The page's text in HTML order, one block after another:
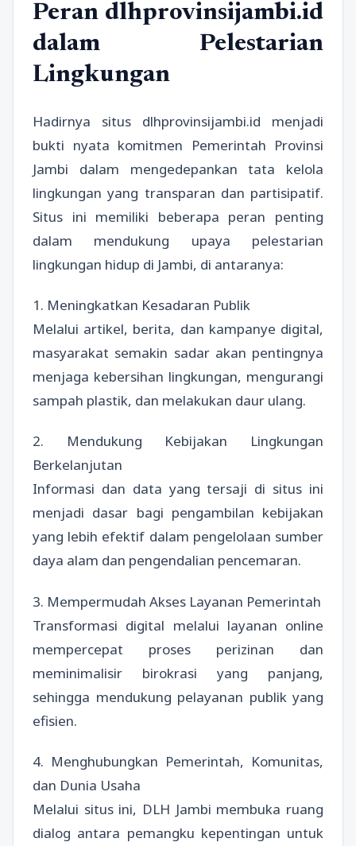
Peran dlhprovinsijambi.id
dalam Pelestarian
Lingkungan
Hadirnya situs dlhprovinsijambi.id menjadi
bukti nyata komitmen Pemerintah Provinsi
Jambi dalam mengedepankan tata kelola
lingkungan yang transparan dan partisipatif.
Situs ini memiliki beberapa peran penting
dalam mendukung upaya pelestarian
lingkungan hidup di Jambi, di antaranya:
1. Meningkatkan Kesadaran Publik
Melalui artikel, berita, dan kampanye digital,
masyarakat semakin sadar akan pentingnya
menjaga kebersihan lingkungan, mengurangi
sampah plastik, dan melakukan daur ulang.
2. Mendukung Kebijakan Lingkungan
Berkelanjutan
Informasi dan data yang tersaji di situs ini
menjadi dasar bagi pengambilan kebijakan
yang lebih efektif dalam pengelolaan sumber
daya alam dan pengendalian pencemaran.
3. Mempermudah Akses Layanan Pemerintah
Transformasi digital melalui layanan online
mempercepat proses perizinan dan
meminimalisir birokrasi yang panjang,
sehingga mendukung pelayanan publik yang
efisien.
4. Menghubungkan Pemerintah, Komunitas,
dan Dunia Usaha
Melalui situs ini, DLH Jambi membuka ruang
dialog antara pemangku kepentingan untuk